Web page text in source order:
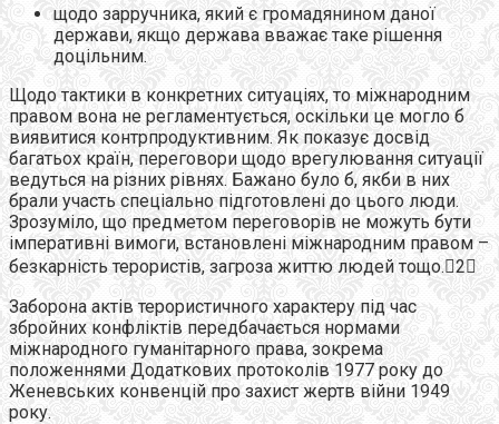
щодо зарручника, який є громадянином даної
держави, якщо держава вважає таке рішення
доцільним.
Щодо тактики в конкретних ситуаціях, то міжнародним
правом вона не регламентується, оскільки це могло б
виявитися контрпродуктивним. Як показує досвід
багатьох країн, переговори щодо врегулювання ситуації
ведуться на різних рівнях. Бажано було б, якби в них
брали участь спеціально підготовлені до цього люди.
Зрозуміло, що предметом переговорів не можуть бути
імперативні вимоги, встановлені міжнародним правом –
безкарність терористів, загроза життю людей тощо.2
Заборона актів терористичного характеру під час
збройних конфліктів передбачається нормами
міжнародного гуманітарного права, зокрема
положеннями Додаткових протоколів 1977 року до
Женевських конвенцій про захист жертв війни 1949
року.